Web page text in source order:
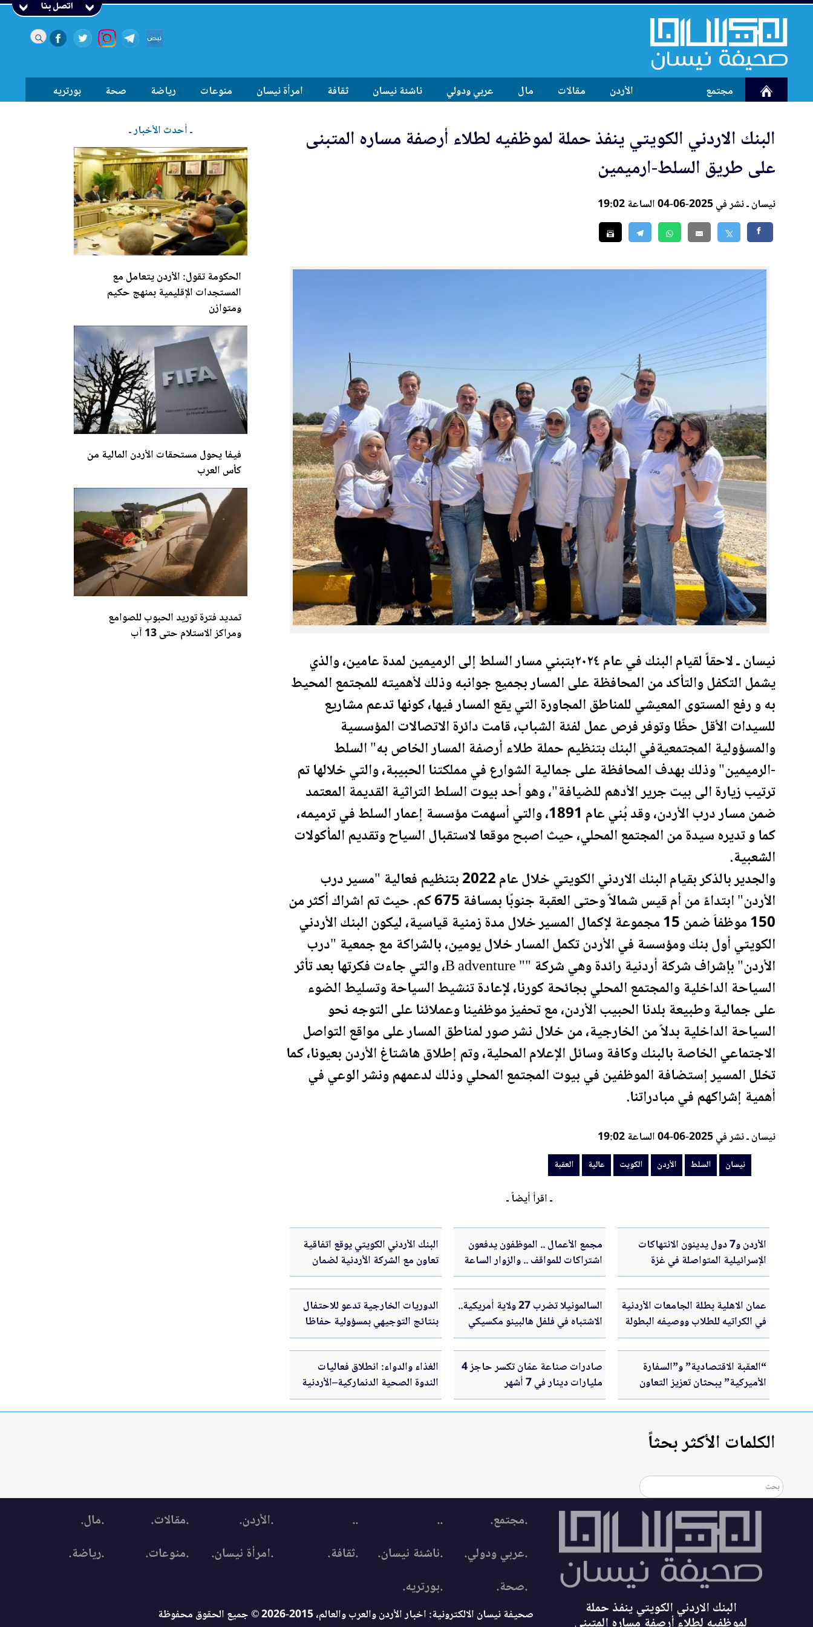
اتصل بنا
مجتمع الأردن مقالات مال عربي ودولي ناشئة نيسان ثقافة امرأة نيسان منوعات رياضة صحة بورتريه
البنك الاردني الكويتي ينفذ حملة لموظفيه لطلاء أرصفة مساره المتبنى
على طريق السلط-ارميمين
نيسان ـ نشر في 2025-06-04 الساعة 19:02
نيسان ـ لاحقاً لقيام البنك في عام ٢٠٢٤بتبني مسار السلطإلى الرميمين لمدة عامين، والذي
يشمل التكفل والتأكد من المحافظة على المسار بجميع جوانبه وذلك لأهميته للمجتمع المحيط
به و رفع المستوى المعيشي للمناطق المجاورة التي يقع المسار فيها، كونها تدعم مشاريع
للسيدات الأقل حظًا وتوفر فرص عمل لفئة الشباب، قامت دائرة الاتصالات المؤسسية
والمسؤولية المجتمعيةفي البنك بتنظيم حملة طلاء أرصفة المسار الخاص به"السلط
-الرميمين" وذلك بهدف المحافظة على جمالية الشوارع في مملكتنا الحبيبة، والتي خلالها تم
ترتيب زيارة الى بيت جرير الأدهم للضيافة"، وهو أحد بيوتالسلطالتراثية القديمة المعتمد
ضمن مسار دربالأردن، وقد بُني عام 1891، والتي أسهمت مؤسسة إعمار السلطفي ترميمه،
كما و تديره سيدة من المجتمع المحلي، حيث اصبح موقعا لاستقبال السياح وتقديم المأكولات
الشعبية.
والجدير بالذكر بقيام البنك الاردنيالكويتي خلال عام 2022 بتنظيم ف عالية"مسير درب
الأردن" ابتداءً من أم قيس شمالاً وحتىالعقبة
جنوبًا بمسافة 675 كم. حيث تم اشراك أكثر من
150 موظفاَ ضمن 15 مجموعة لإكمال المسير خلال مدة زمنية قياسية، ليكون البنك
الأردني
الكويتي أول بنك ومؤسسة فيالأردنتكمل المسار خلال يومين، بالشراكة مع جمعية "درب
الأردن
" بإشراف شركة أردنية رائدة وهي شركة "" B adventure، والتي جاءت فكرتها بعد تأثر
السياحة الداخلية والمجتمع المحلي بجائحة كورنا، لإعادة تنشيط السياحة وتسليط الضوء
على جمالية وطبيعة بلدنا الحبيبالأردن، مع تحفيز موظفينا وعملائنا على التوجه نحو
السياحة الداخلية بدلاً من الخارجية، من خلال نشر صور لمناطق المسار على مواقع التواصل
الاجتماعي الخاصة بالبنك وكافة وسائل الإعلام المحلية، وتم إطلاق هاشتاغالأردنبعيونا، كما
تخلل المسير إستضافة الموظفين في بيوت المجتمع المحلي وذلك لدعمهم ونشر الوعي في
أهمية إشراكهم في مبادراتنا.
نيسان ـ نشر في 2025-06-04 الساعة 19:02
نيسان السلط الأردن الكويت عالية العقبة
ـ اقرأ أيضاً ـ
الأردن و7 دول يدينون الانتهاكات
الإسرائيلية المتواصلة في غزة
مجمع الأعمال .. الموظفون يدفعون
اشتراكات للمواقف .. والزوار الساعة
بدينار
البنك الأردني الكويتي يوقع اتفاقية
تعاون مع الشركة الأردنية لضمان
القروض
عمان الاهلية بطلة الجامعات الأردنية
في الكراتيه للطلاب ووصيفه البطولة
للطالبات .. صور
السالمونيلا تضرب 27 ولاية أمريكية..
الاشتباه في فلفل هالبينو مكسيكي
الدوريات الخارجية تدعو للاحتفال
بنتائج التوجيهي بمسؤولية حفاظا
على السلامة العامة
“العقبة الاقتصادية” و”السفارة
الأميركية” يبحثان تعزيز التعاون
واستقطاب الاستثمارات
صادرات صناعة عمّان تكسر حاجز 4
مليارات دينار في 7 أشهر
الغذاء والدواء: انطلاق فعاليات
الندوة الصحية الدنماركية–الأردنية
ـ أحدث الأخبار ـ
الحكومة تقول: الأردنيتعامل مع
المستجدات الإقليمية بمنهج حكيم
ومتوازن
فيفا يحول مستحقات الأردن المالية من
كأس العرب
تمديد فترة توريد الحبوب للصوامع
ومراكز الاستلام حتى 13 آب
الكلمات الأكثر بحثاً
البنك الاردني الكويتي ينفذ حملة
.مجتمع. ..
.. .الأردن. .مقالات.
.مال.
.عربي ودولي.
.ناشئة نيسان. .ثقافة. .امرأة نيسان. .منوعات.
.رياضة.
.صحة.
.بورتريه.
صحيفة نيسان الالكترونية: اخبار الأردن والعرب والعالم، 2015-2026 © جميع الحقوق محفوظة